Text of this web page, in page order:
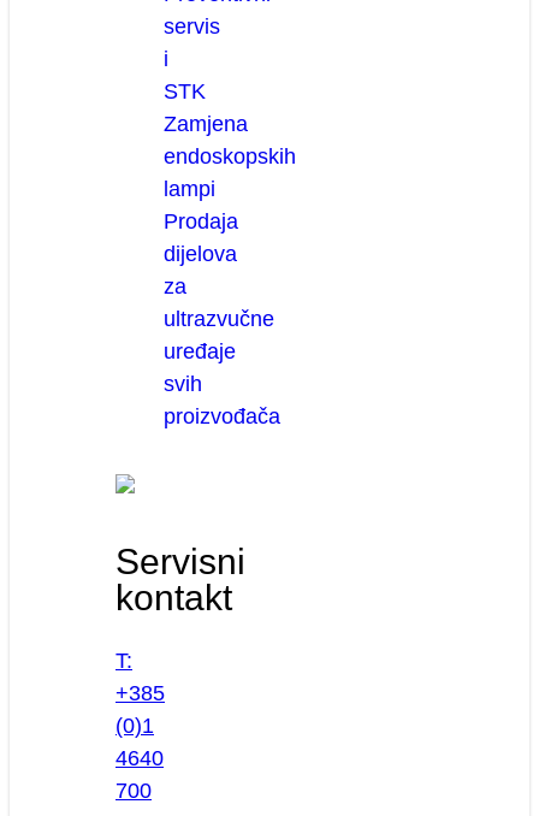
servis
i
STK
Zamjena
endoskopskih
lampi
Prodaja
dijelova
za
ultrazvučne
uređaje
svih
proizvođača
Servisni
kontakt
T:
+385
(0)1
4640
700